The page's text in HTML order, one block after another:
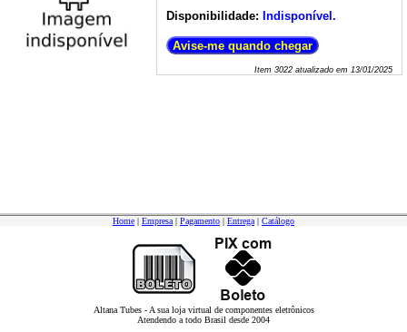
Disponibilidade: Indisponível.
Item 3022atualizado em 13/01/2025
Home | Empresa | Pagamento | Entrega | Catálogo
Altana Tubes - A sua loja virtual de componentes eletrônicos
Atendendo a todo Brasil desde 2004